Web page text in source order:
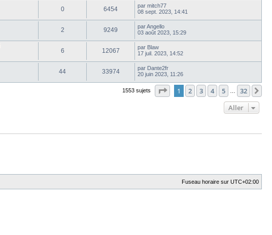
0 6454 par mitch77
08 sept. 2023, 14:41
2 9249 parAngello
03 août 2023, 15:29
6 12067 par Blaw
17 juil. 2023, 14:52
44 33974 par Dante2fr
20 juin 2023, 11:26
1553 sujets Page sur32
1 2 3 4 5 32
Aller
Fuseau horaire sur UTC+02:00